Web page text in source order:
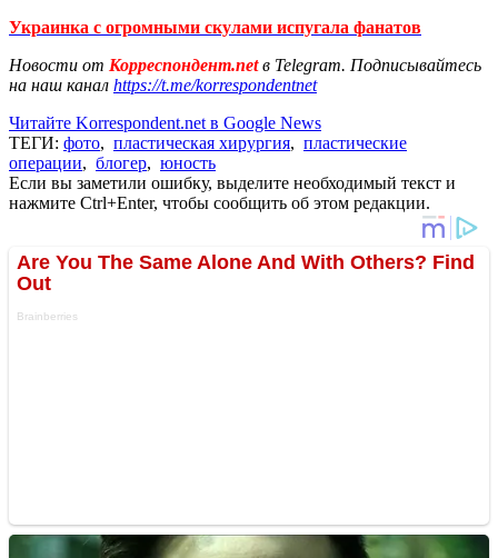
Украинка с огромными скулами испугала фанатов
Новости от Корреспондент.netв Telegram. Подписывайтесь
на наш канал https://t.me/korrespondentnet
Читайте Korrespondent.net в Google News
ТЕГИ: фото, пластическая хирургия, пластические
операции, блогер, юность
Если вы заметили ошибку, выделите необходимый текст и
нажмите Ctrl+Enter, чтобы сообщить об этом редакции.